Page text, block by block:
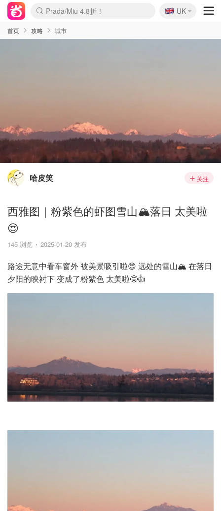
麦卢卡蜂蜜夏促！个位数！
Prada/Miu 4.8折！
啥？必胜客披萨5折！
🇬🇧
UK
首页 攻略 城市
哈皮笑 关注
西雅图｜粉紫色的虾图雪山🏔️落日 太美啦
😍
145 浏览 2025-01-20 发布
路途无意中看车窗外 被美景吸引啦😍 远处的雪山🏔️ 在落日
夕阳的映衬下 变成了粉紫色 太美啦🤩👍